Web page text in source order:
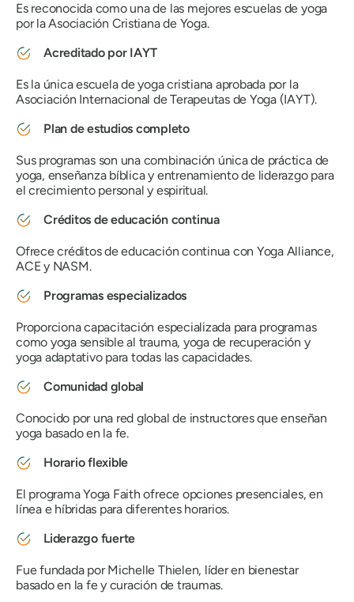
Es reconocida como una de las mejores escuelas de yoga
por la Asociación Cristiana de Yoga.
Acreditado por IAYT
Es la única escuela de yoga cristiana aprobada por la
Asociación Internacional de Terapeutas de Yoga (IAYT).
Plan de estudios completo
Sus programas son una combinación única de práctica de
yoga, enseñanza bíblica y entrenamiento de liderazgo para
el crecimiento personal y espiritual.
Créditos de educación continua
Ofrece créditos de educación continua con Yoga Alliance,
ACE y NASM.
Programas especializados
Proporciona capacitación especializada para programas
como yoga sensible al trauma, yoga de recuperación y
yoga adaptativo para todas las capacidades.
Comunidad global
Conocido por una red global de instructores que enseñan
yoga basado en la fe.
Horario flexible
El programa Yoga Faith ofrece opciones presenciales, en
línea e híbridas para diferentes horarios.
Liderazgo fuerte
Fue fundada por Michelle Thielen, líder en bienestar
basado en la fe y curación de traumas.